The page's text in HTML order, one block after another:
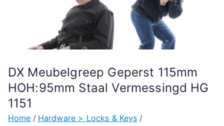
DX Meubelgreep Geperst 115mm
HOH:95mm Staal Vermessingd HG
1151
Home
Hardware > Locks & Keys